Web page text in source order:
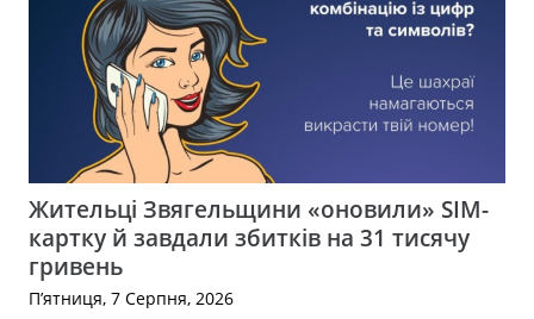
Жительці Звягельщини «оновили» SIM-
картку й завдали збитків на 31 тисячу
гривень
П’ятниця, 7 Серпня, 2026